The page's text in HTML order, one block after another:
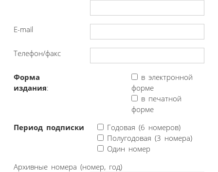
E-mail
Телефон/факс
Форма
издания:
в электронной
форме
в печатной
форме
Период подписки
Годовая (6 номеров)
Полугодовая (3 номера)
Один номер
Архивные номера (номер, год)